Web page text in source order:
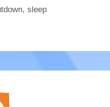
, sleep